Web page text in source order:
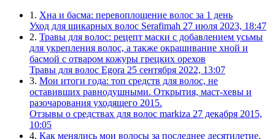
1. Хна и басма: перевоплощение волос за 1 день
Уход для шикарных волос Serafimah 27 июля 2023, 18:47
2. Травы для волос: рецепт маски с добавлением усьмы
для укрепления волос, а также окрашивание хной и
басмой с отваром кожуры грецких орехов
Травы для волос Egora 25 сентября 2022, 13:07
3. Мои итоги года: топ средств для волос, не
оставивших равнодушными. Открытия, маст-хевы и
разочарования уходящего 2015.
Отзывы о средствах для волос markiza 27 декабря 2015,
10:05
4. Как менялись мои волосы за последнее десятилетие.